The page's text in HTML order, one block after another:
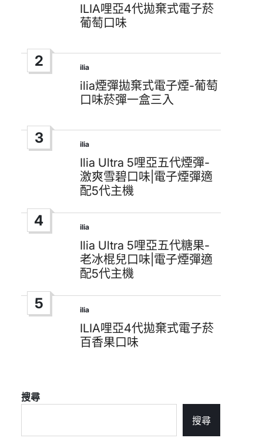
in
ILIA哩亞4代拋棄式電子菸
葡萄口味
2
Posted
in
ilia
ilia煙彈拋棄式電子煙-葡萄
口味菸彈一盒三入
3
Posted
in
ilia
Ilia Ultra 5哩亞五代煙彈-
激爽雪碧口味|電子煙彈適
配5代主機
4
Posted
in
ilia
Ilia Ultra 5哩亞五代糖果-
老冰棍兒口味|電子煙彈適
配5代主機
5
Posted
in
ilia
ILIA哩亞4代拋棄式電子菸
百香果口味
搜尋
搜尋